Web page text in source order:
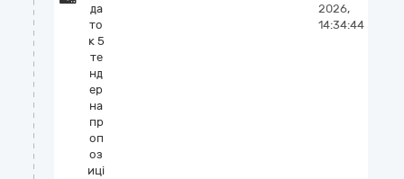
да
то
к 5
те
нд
ер
на
пр
оп
оз
иці
2026,
14:34:44